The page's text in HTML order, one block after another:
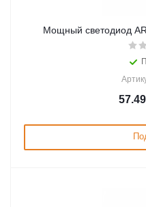
Мощный светодиод
57.49